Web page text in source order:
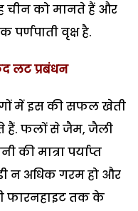
चीन को मानते हैं और
वृक्ष है.
लट प्रबंधन
में इस की सफल खेती
हैं. फलों से जैम, जैली
मात्रा पर्याप्त
न अधिक गरम हो और
फारनहाइट तक के